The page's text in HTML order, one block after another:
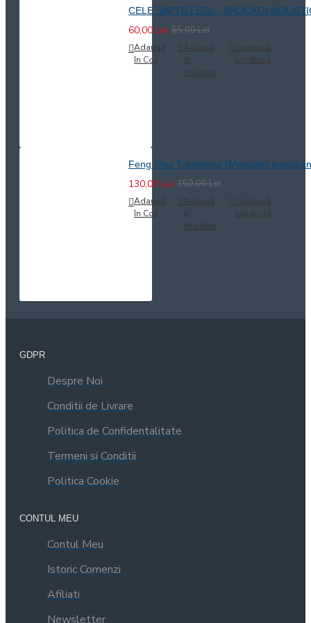
CELE SAPTE LEGI – APLICATII
60,00 Lei 65,00 Lei
Adaugă
în Coş
Adaugă
in
Wishlist
Compară
produsul
Feng Shui Traditional (Manualul
130,00 Lei 150,00 Lei
Adaugă
în Coş
Adaugă
in
Wishlist
Compară
produsul
GDPR
Despre Noi
Conditii de Livrare
Politica de Confidentalitate
Termeni si Conditii
Politica Cookie
CONTUL MEU
Contul Meu
Istoric Comenzi
Afiliati
Newsletter